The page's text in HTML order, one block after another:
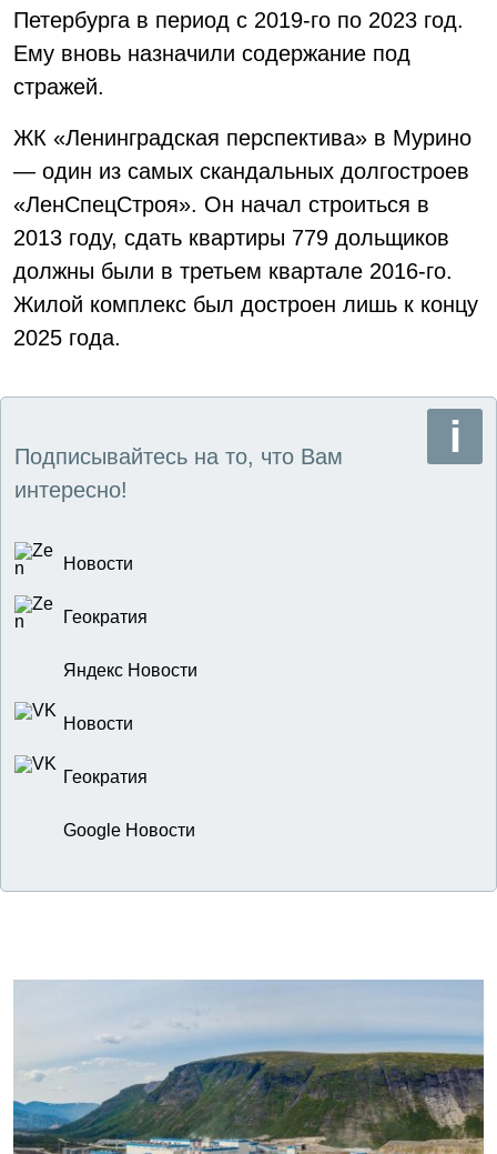
Петербурга в период с 2019-го по 2023 год.
Ему вновь назначили содержание под
стражей.
ЖК «Ленинградская перспектива» в Мурино
— один из самых скандальных долгостроев
«ЛенСпецСтроя». Он начал строиться в
2013 году, сдать квартиры 779 дольщиков
должны были в третьем квартале 2016-го.
Жилой комплекс был достроен лишь к концу
2025 года.
Подписывайтесь на то, что Вам
интересно!
Новости
Геократия
Яндекс Новости
Новости
Геократия
Google Новости